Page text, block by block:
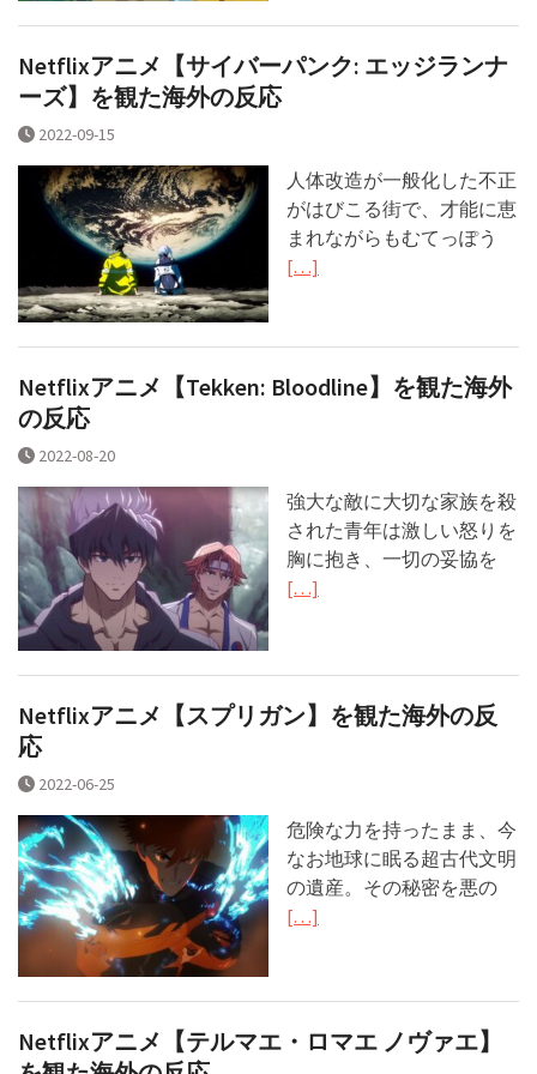
Netflixアニメ【サイバーパンク: エッジランナ
ーズ】を観た海外の反応
2022-09-15
人体改造が一般化した不正
がはびこる街で、才能に恵
まれながらもむてっぽう
[…]
Netflixアニメ【Tekken: Bloodline】を観た海外
の反応
2022-08-20
強大な敵に大切な家族を殺
された青年は激しい怒りを
胸に抱き、一切の妥協を
[…]
Netflixアニメ【スプリガン】を観た海外の反
応
2022-06-25
危険な力を持ったまま、今
なお地球に眠る超古代文明
の遺産。その秘密を悪の
[…]
Netflixアニメ【テルマエ・ロマエ ノヴァエ】